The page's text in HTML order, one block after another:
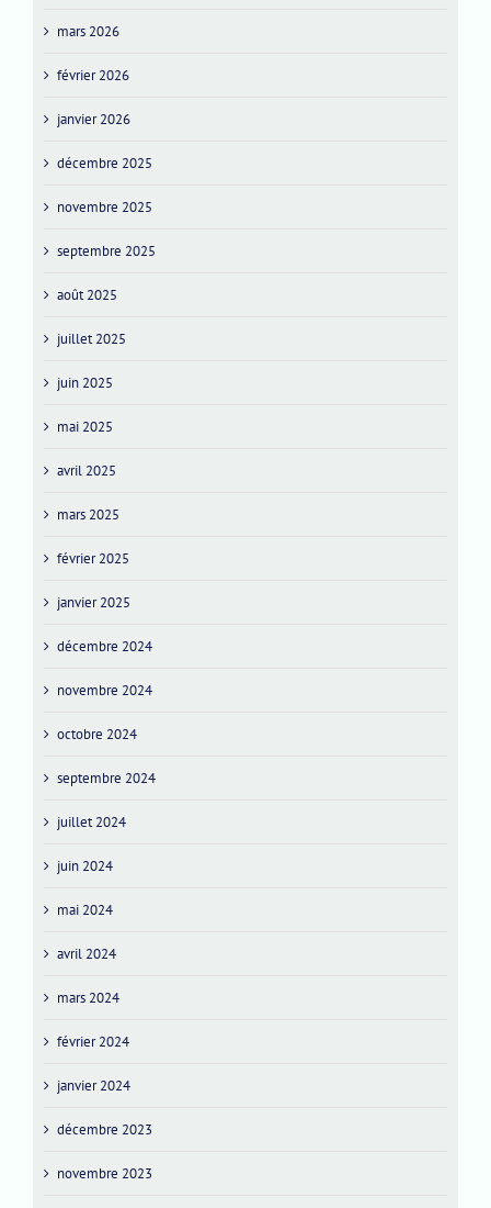
mars 2026
février 2026
janvier 2026
décembre 2025
novembre 2025
septembre 2025
août 2025
juillet 2025
juin 2025
mai 2025
avril 2025
mars 2025
février 2025
janvier 2025
décembre 2024
novembre 2024
octobre 2024
septembre 2024
juillet 2024
juin 2024
mai 2024
avril 2024
mars 2024
février 2024
janvier 2024
décembre 2023
novembre 2023